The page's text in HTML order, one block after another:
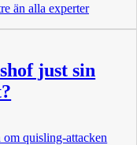
än alla experter
just sin
om quisling-attacken